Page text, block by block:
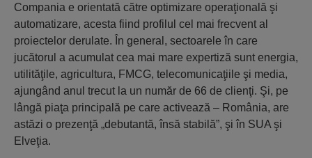
Compania e orientată către optimizare operaţională şi
automatizare, acesta fiind profilul cel mai frecvent al
proiectelor derulate. În general, sectoarele în care
jucătorul a acumulat cea mai mare expertiză sunt energia,
utilităţile, agricultura, FMCG, telecomunicaţiile şi media,
ajungând anul trecut la un număr de 66 de clienţi. Şi, pe
lângă piaţa principală pe care activează – România, are
astăzi o prezenţă „debutantă, însă stabilă”, şi în SUA şi
Elveţia.